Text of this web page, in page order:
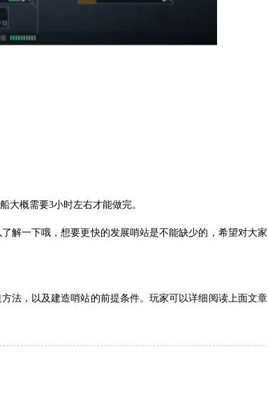
大概需要3小时左右才能做完。
解一下哦，想要更快的发展哨站是不能缺少的，希望对大家
法，以及建造哨站的前提条件。玩家可以详细阅读上面文章